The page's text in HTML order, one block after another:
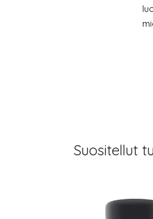
Suositellut